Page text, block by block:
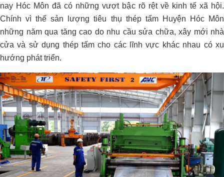
nay Hóc Môn đã có những vượt bậc rõ rệt về kinh tế xã hội.
Chính vì thế sản lượng tiêu thụ thép tấm Huyện Hóc Môn
những năm qua tăng cao do nhu cầu sửa chữa, xây mới nhà
cửa và sử dụng thép tấm cho các lĩnh vực khác nhau có xu
hướng phát triển.